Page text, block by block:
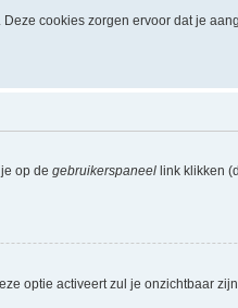
cookies zorgen ervoor dat je
op de gebruikerspaneel link klikken
optie activeert zul je onzichtbaar